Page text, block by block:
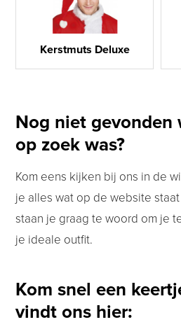
Kerstmuts Deluxe
Nog niet gevonden
op zoek was?
Kom eens kijken bij ons in de
je alles wat op de website
staan je graag te woord om je
je ideale outfit.
Kom snel een
vindt ons hier: